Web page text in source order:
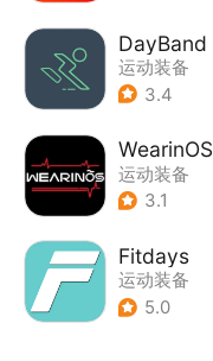
DayBand
运动装备
3.4
WearinOS
运动装备
3.1
Fitdays
运动装备
5.0